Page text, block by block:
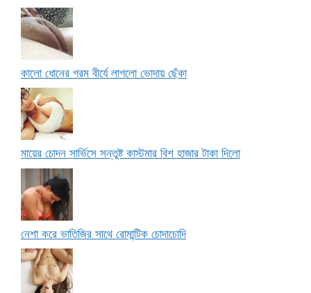
কালো ধোনের গরম বীর্যে লাগলো ভোদায় ছেঁকা
মায়ের চোদন সার্ভিসে সন্তুষ্ট কাস্টমার বিশ হাজার টাকা দিলো
নেশা করে ভাতিজির সাথে রোমান্টিক চোদাচোদি